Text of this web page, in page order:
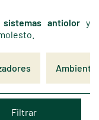
sistemas antiolory
Filtrar